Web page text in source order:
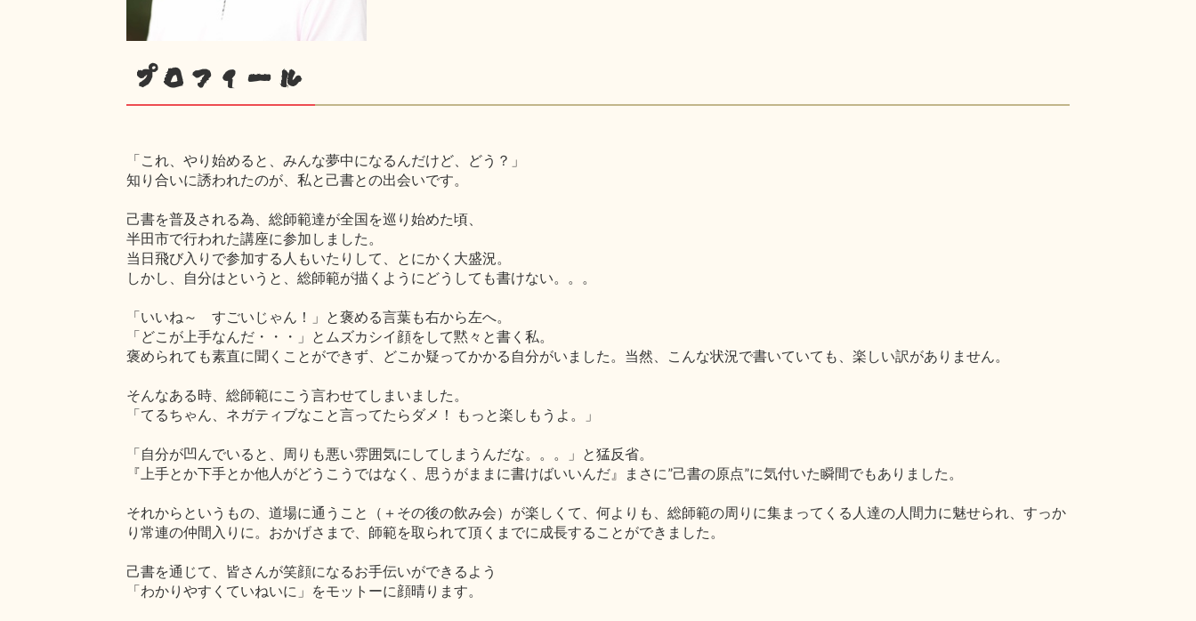
プロフィール
「これ、やり始めると、みんな夢中になるんだけど、どう？」
知り合いに誘われたのが、私と己書との出会いです。
己書を普及される為、総師範達が全国を巡り始めた頃、
半田市で行われた講座に参加しました。
当日飛び入りで参加する人もいたりして、とにかく大盛況。
しかし、自分はというと、総師範が描くようにどうしても書けない。。。
「いいね～ すごいじゃん！」と褒める言葉も右から左へ。
「どこが上手なんだ・・・」とムズカシイ顔をして黙々と書く私。
褒められても素直に聞くことができず、どこか疑ってかかる自分がいました。当然、こんな状況で書いていても、楽しい訳がありません。
そんなある時、総師範にこう言わせてしまいました。
「てるちゃん、ネガティブなこと言ってたらダメ！ もっと楽しもうよ。」
「自分が凹んでいると、周りも悪い雰囲気にしてしまうんだな。。。」と猛反省。
『上手とか下手とか他人がどうこうではなく、思うがままに書けばいいんだ』まさに”己書の原点”に気付いた瞬間でもありました。
それからというもの、道場に通うこと（＋その後の飲み会）が楽しくて、何よりも、総師範の周りに集まってくる人達の人間力に魅せられ、すっか
り常連の仲間入りに。おかげさまで、師範を取られて頂くまでに成長することができました。
己書を通じて、皆さんが笑顔になるお手伝いができるよう
「わかりやすくていねいに」をモットーに顔晴ります。